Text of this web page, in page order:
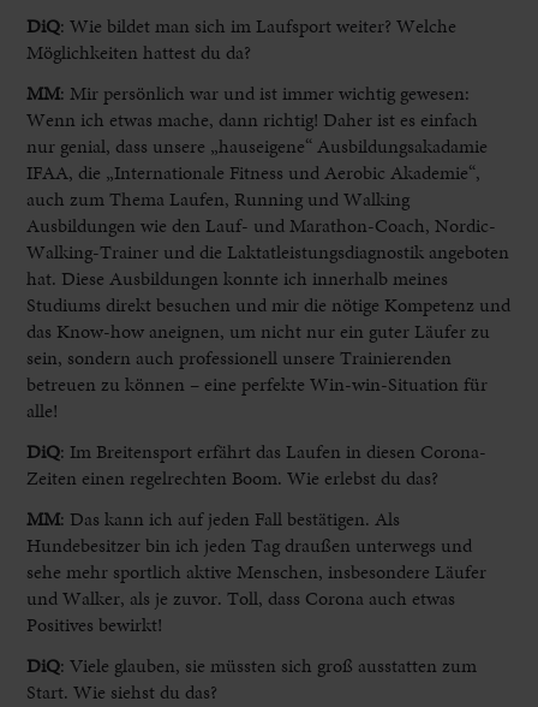
DiQ: Wie bildet man sich im Laufsport weiter? Welche
Möglichkeiten hattest du da?
MM:Mir persönlich war und ist immer wichtig gewesen:
Wenn ich etwas mache, dann richtig! Daher ist es einfach
nur genial, dass unsere „hauseigene“ Ausbildungsakadamie
IFAA, die „Internationale Fitness und Aerobic Akademie“,
auch zum Thema Laufen, Running und Walking
Ausbildungen wie den Lauf- und Marathon-Coach, Nordic-
Walking-Trainer und die Laktatleistungsdiagnostik angeboten
hat. Diese Ausbildungen konnte ich innerhalb meines
Studiums direkt besuchen und mir die nötige Kompetenz und
das Know-how aneignen, um nicht nur ein guter Läufer zu
sein, sondern auch professionell unsere Trainierenden
betreuen zu können – eine perfekte Win-win-Situation für
alle!
DiQ: Im Breitensport erfährt das Laufen in diesen Corona-
Zeiten einen regelrechten Boom. Wie erlebst du das?
MM: Das kann ich auf jeden Fall bestätigen. Als
Hundebesitzer bin ich jeden Tag draußen unterwegs und
sehe mehr sportlich aktive Menschen, insbesondere Läufer
und Walker, als je zuvor. Toll, dass Corona auch etwas
Positives bewirkt!
DiQ: Viele glauben, sie müssten sich groß ausstatten zum
Start. Wie siehst du das?